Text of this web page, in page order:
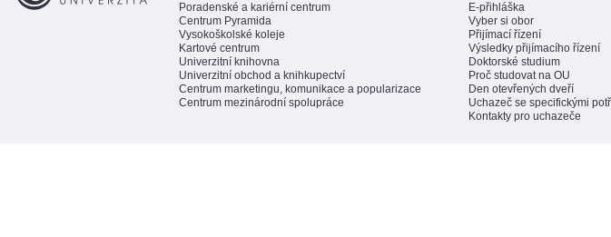
Poradenské a kariérní centrum
Centrum Pyramida
Vysokoškolské koleje
Kartové centrum
Univerzitní knihovna
Univerzitní obchod a knihkupectví
Centrum marketingu, komunikace a popularizace
Centrum mezinárodní spolupráce
E-přihláška
Vyber si obor
Přijímací řízení
Výsledky přijímacího řízení
Doktorské studium
Proč studovat na OU
Den otevřených dveří
Uchazeč se specifickými
Kontakty pro uchazeče